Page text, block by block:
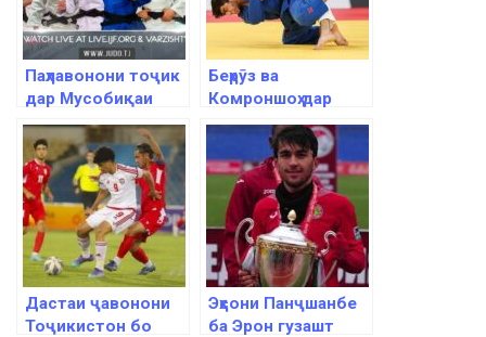
Паҳлавонони тоҷик
дар Мусобиқаи
«Zagreb Grand Prix
2022» оид ба
дзюдо иштирок
мекунанд
Беҳрӯз ва
Комроншоҳ дар
“Grand Slam
Hungary 2022” ҷои
ҳафтумро
гирифтанд
Дастаи ҷавонони
Тоҷикистон бо
Эҳсони Панҷшанбе
ба Эрон гузашт